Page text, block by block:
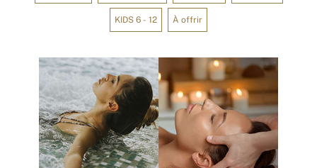
KIDS 6 - 12 À offrir